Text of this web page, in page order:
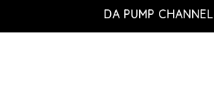
DA PUMP CHANNEL